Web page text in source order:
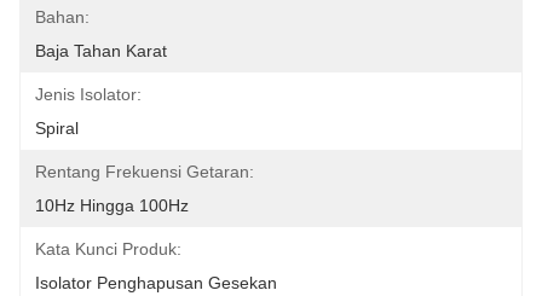
Bahan:
Baja Tahan Karat
Jenis Isolator:
Spiral
Rentang Frekuensi Getaran:
10Hz Hingga 100Hz
Kata Kunci Produk:
Isolator Penghapusan Gesekan